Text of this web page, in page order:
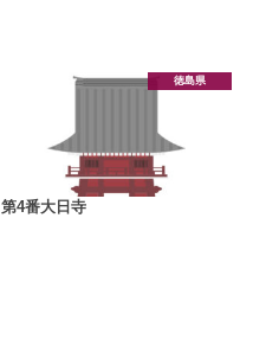
徳島県
第4番大日寺